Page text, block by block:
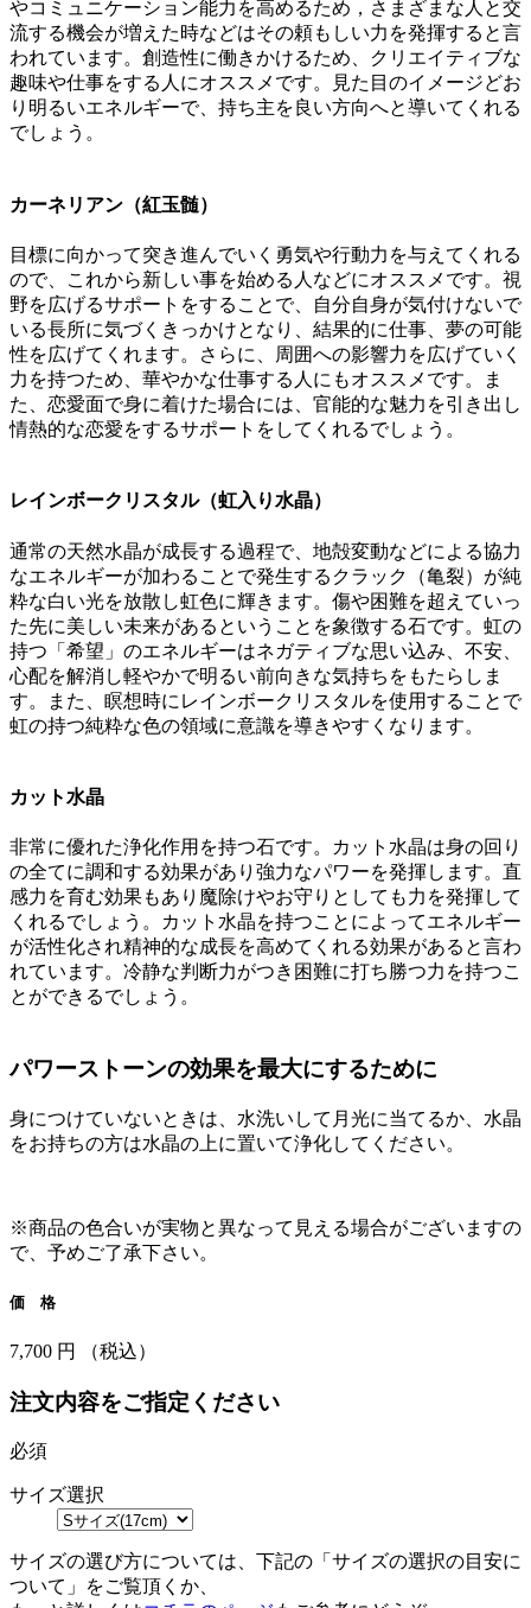
やコミュニケーション能力を高めるため，さまざまな人と交
流する機会が増えた時などはその頼もしい力を発揮すると言
われています。創造性に働きかけるため、クリエイティブな
趣味や仕事をする人にオススメです。見た目のイメージどお
り明るいエネルギーで、持ち主を良い方向へと導いてくれる
でしょう。
カーネリアン（紅玉髄）
目標に向かって突き進んでいく勇気や行動力を与えてくれる
ので、これから新しい事を始める人などにオススメです。視
野を広げるサポートをすることで、自分自身が気付けないで
いる長所に気づくきっかけとなり、結果的に仕事、夢の可能
性を広げてくれます。さらに、周囲への影響力を広げていく
力を持つため、華やかな仕事する人にもオススメです。ま
た、恋愛面で身に着けた場合には、官能的な魅力を引き出し
情熱的な恋愛をするサポートをしてくれるでしょう。
レインボークリスタル（虹入り水晶）
通常の天然水晶が成長する過程で、地殻変動などによる協力
なエネルギーが加わることで発生するクラック（亀裂）が純
粋な白い光を放散し虹色に輝きます。傷や困難を超えていっ
た先に美しい未来があるということを象徴する石です。虹の
持つ「希望」のエネルギーはネガティブな思い込み、不安、
心配を解消し軽やかで明るい前向きな気持ちをもたらしま
す。また、瞑想時にレインボークリスタルを使用することで
虹の持つ純粋な色の領域に意識を導きやすくなります。
カット水晶
非常に優れた浄化作用を持つ石です。カット水晶は身の回り
の全てに調和する効果があり強力なパワーを発揮します。直
感力を育む効果もあり魔除けやお守りとしても力を発揮して
くれるでしょう。カット水晶を持つことによってエネルギー
が活性化され精神的な成長を高めてくれる効果があると言わ
れています。冷静な判断力がつき困難に打ち勝つ力を持つこ
とができるでしょう。
パワーストーンの効果を最大にするために
身につけていないときは、水洗いして月光に当てるか、水晶
をお持ちの方は水晶の上に置いて浄化してください。
※商品の色合いが実物と異なって見える場合がございますの
で、予めご了承下さい。
価 格
7,700 円 （税込）
注文内容をご指定ください
必須
サイズ選択
サイズの選び方については、下記の「サイズの選択の目安に
ついて」をご覧頂くか、